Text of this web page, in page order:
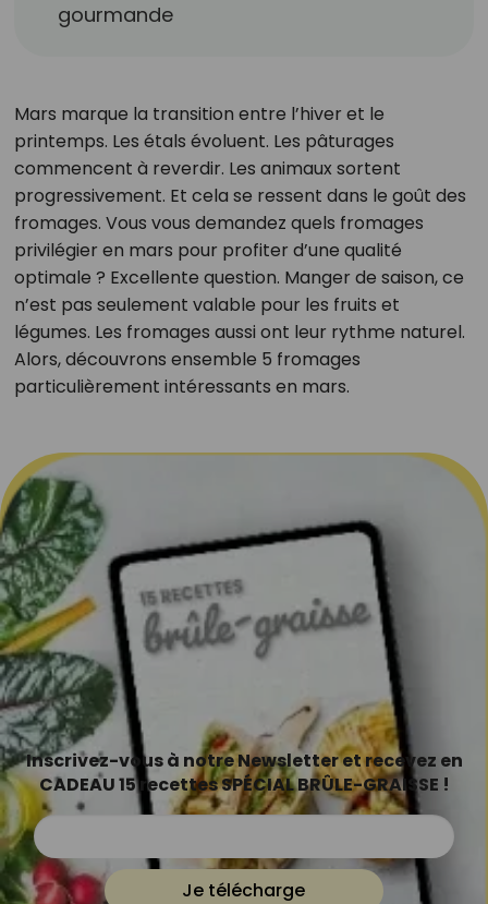
gourmande
Mars marque la transition entre l’hiver et le
printemps. Les étals évoluent. Les pâturages
commencent à reverdir. Les animaux sortent
progressivement. Et cela se ressent dans le goût des
fromages. Vous vous demandez quels fromages
privilégier en mars pour profiter d’une qualité
optimale ? Excellente question. Manger de saison, ce
n’est pas seulement valable pour les fruits et
légumes. Les fromages aussi ont leur rythme naturel.
Alors, découvrons ensemble 5 fromages
particulièrement intéressants en mars.
Inscrivez-vous à notre Newsletter et recevez en
CADEAU 15 recettes SPÉCIAL BRÛLE-GRAISSE !
Je télécharge